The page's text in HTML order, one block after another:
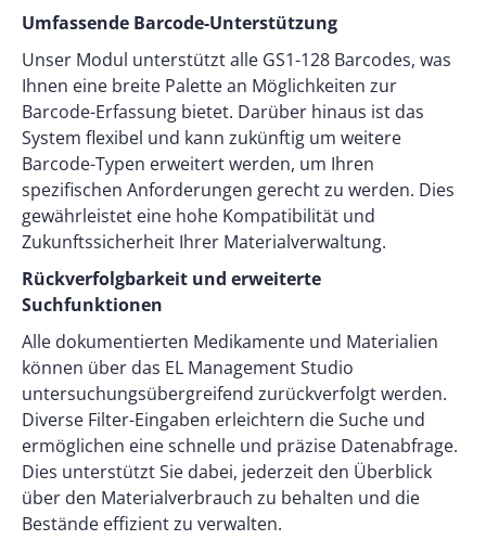
Umfassende Barcode-Unterstützung
Unser Modul unterstützt alle GS1-128 Barcodes, was
Ihnen eine breite Palette an Möglichkeiten zur
Barcode-Erfassung bietet. Darüber hinaus ist das
System flexibel und kann zukünftig um weitere
Barcode-Typen erweitert werden, um Ihren
spezifischen Anforderungen gerecht zu werden. Dies
gewährleistet eine hohe Kompatibilität und
Zukunftssicherheit Ihrer Materialverwaltung.
Rückverfolgbarkeit und erweiterte
Suchfunktionen
Alle dokumentierten Medikamente und Materialien
können über das EL Management Studio
untersuchungsübergreifend zurückverfolgt werden.
Diverse Filter-Eingaben erleichtern die Suche und
ermöglichen eine schnelle und präzise Datenabfrage.
Dies unterstützt Sie dabei, jederzeit den Überblick
über den Materialverbrauch zu behalten und die
Bestände effizient zu verwalten.